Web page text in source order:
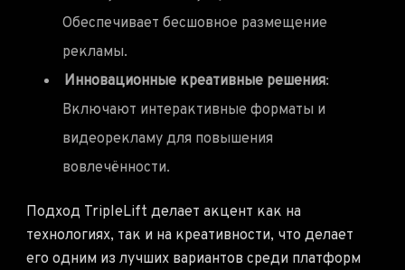
Обеспечивает бесшовное размещение
рекламы.
Инновационные креативные решения:
Включают интерактивные форматы и
видеорекламу для повышения
вовлечённости.
Подход TripleLift делает акцент как на
технологиях, так и на креативности, что делает
его одним из лучших вариантов среди платформ